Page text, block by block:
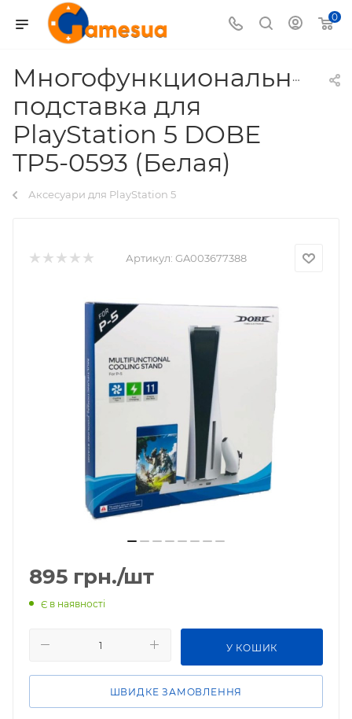
0
Многофункциональная
подставка для
PlayStation 5 DOBE
TP5-0593 (Белая)
Аксесуари для PlayStation 5
Артикул: GA003677388
895 грн./шт
Є в наявності
У КОШИК
ШВИДКЕ ЗАМОВЛЕННЯ